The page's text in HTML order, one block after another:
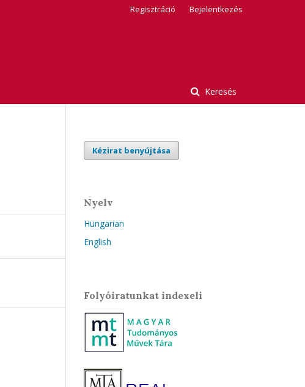
Keresés
Regisztráció Bejelentkezés
Kézirat benyújtása
Nyelv
Hungarian
English
Folyóiratunkat indexeli